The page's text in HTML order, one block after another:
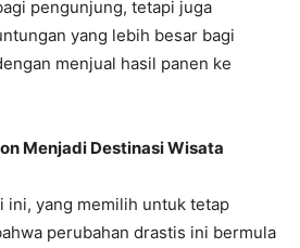
pengunjung, tetapi juga
yang lebih besar bagi
menjual hasil panen ke
Menjadi Destinasi Wisata
ini, yang memilih untuk tetap
perubahan drastis ini bermula